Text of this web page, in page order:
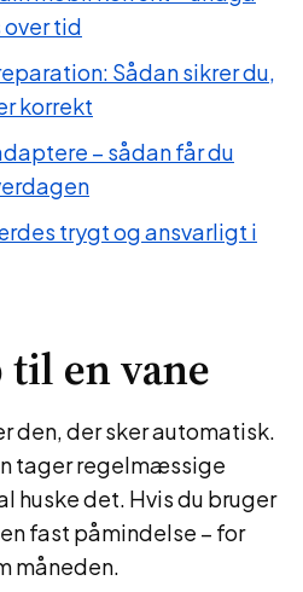
tid
Sådan sikrer du,
korrekt
– sådan får du
trygt og ansvarligt i
til en vane
den, der sker automatisk.
tager regelmæssige
huske det. Hvis du bruger
fast påmindelse – for
måneden.